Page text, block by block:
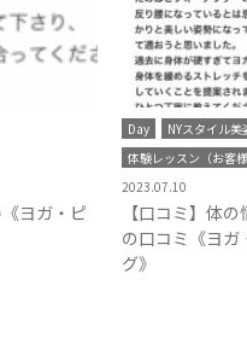
ヨガ・ピ
Day NYスタイル美
体験レッスン（お客様
2023.07.10
【口コミ】体
の口コミ《ヨガ
グ》